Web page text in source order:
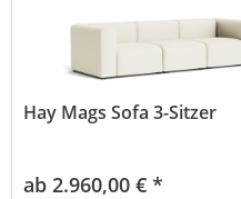
Hay Mags Sofa 3-Sitzer
ab 2.960,00 € *